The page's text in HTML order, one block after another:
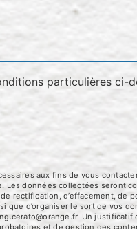
particulières ci-
aux fins de vous
données collectées seront
rectification, d’effacement,
que d’organiser le sort de vos
Un
et de gestion des